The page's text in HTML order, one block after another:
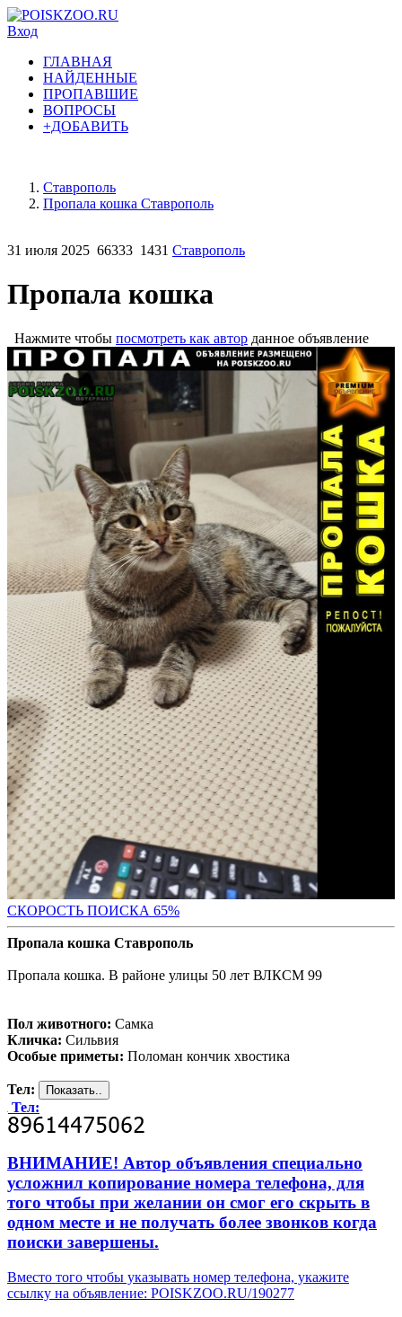
Вход
ГЛАВНАЯ
НАЙДЕННЫЕ
ПРОПАВШИЕ
ВОПРОСЫ
+ДОБАВИТЬ
Ставрополь
Пропала кошка Ставрополь
31 июля 2025 66333 1431 Ставрополь
Пропала кошка
Нажмите чтобы посмотреть как автор данное объявление
СКОРОСТЬ ПОИСКА 65%
Пропала кошка Ставрополь
Пропала кошка. В районе улицы 50 лет ВЛКСМ 99
Пол животного: Самка
Кличка: Сильвия
Особые приметы: Поломан кончик хвостика
Тел:
Тел:
ВНИМАНИЕ! Автор объявления специально
усложнил копирование номера телефона, для
того чтобы при желании он смог его скрыть в
одном месте и не получать более звонков когда
поиски завершены.
Вместо того чтобы указывать номер телефона, укажите
ссылку на объявление: POISKZOO.RU/190277